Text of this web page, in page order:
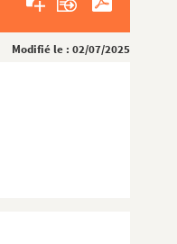
Modifié le : 02/07/2025